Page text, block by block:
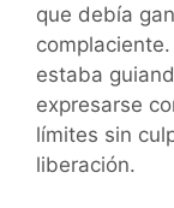
que debía
estaba
expresarse
límites sin
liberación.